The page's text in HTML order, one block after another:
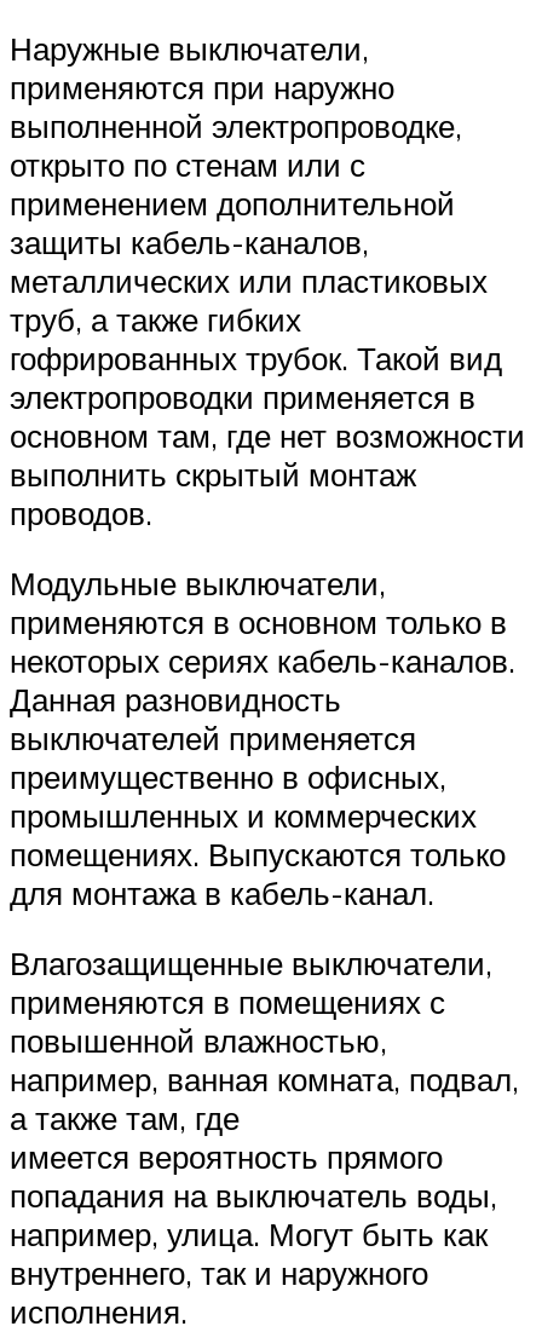
Наружные выключатели,
применяются при наружно
выполненной электропроводке,
открыто по стенам или с
применением дополнительной
защиты кабель-каналов,
металлических или пластиковых
труб, а также гибких
гофрированных трубок. Такой вид
электропроводки применяется в
основном там, где нет возможности
выполнить скрытый монтаж
проводов.
Модульные выключатели,
применяются в основном только в
некоторых сериях кабель-каналов.
Данная разновидность
выключателей применяется
преимущественно в офисных,
промышленных и коммерческих
помещениях. Выпускаются только
для монтажа в кабель-канал.
Влагозащищенные выключатели,
применяются в помещениях с
повышенной влажностью,
например, ванная комната, подвал,
а также там, где
имеется вероятность прямого
попадания на выключатель воды,
например, улица. Могут быть как
внутреннего, так и наружного
исполнения.